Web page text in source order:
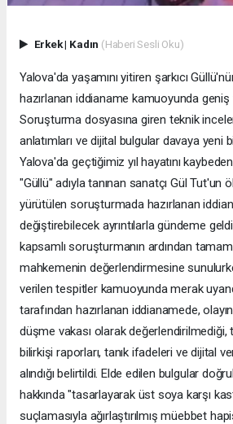
Erkek| Kadın (Haberi Sesli Oku)
Yalova'da yaşamını yitiren şarkıcı
hazırlanan iddianame kamuoyunda geniş
Soruşturma dosyasına giren teknik
anlatımları ve dijital bulgular davaya yeni
Yalova'da geçtiğimiz yıl hayatını
"Güllü" adıyla tanınan sanatçı Gül Tut'un
yürütülen soruşturmada hazırlanan
değiştirebilecek ayrıntılarla gündeme
kapsamlı soruşturmanın ardından
mahkemenin değerlendirmesine
verilen tespitler kamuoyunda merak
tarafından hazırlanan iddianamede,
düşme vakası olarak değerlendirilmediği,
bilirkişi raporları, tanık ifadeleri ve dijital
alındığı belirtildi. Elde edilen bulgular
hakkında "tasarlayarak üst soya karşı
suçlamasıyla ağırlaştırılmış müebbet